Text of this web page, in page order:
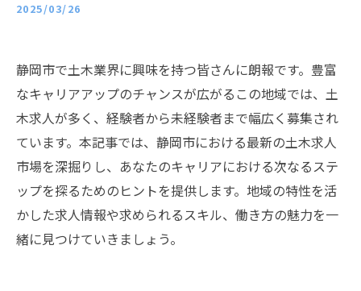
2025/03/26
静岡市で土木業界に興味を持つ皆さんに朗報です。豊富
なキャリアアップのチャンスが広がるこの地域では、土
木求人が多く、経験者から未経験者まで幅広く募集され
ています。本記事では、静岡市における最新の土木求人
市場を深掘りし、あなたのキャリアにおける次なるステ
ップを探るためのヒントを提供します。地域の特性を活
かした求人情報や求められるスキル、働き方の魅力を一
緒に見つけていきましょう。